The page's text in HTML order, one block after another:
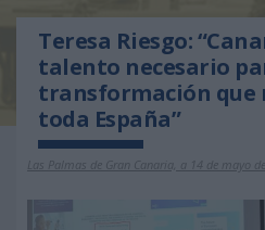
Teresa Riesgo:
talento necesario
transformación que
toda España”
Las Palmas de Gran Canaria, a 14 de mayo